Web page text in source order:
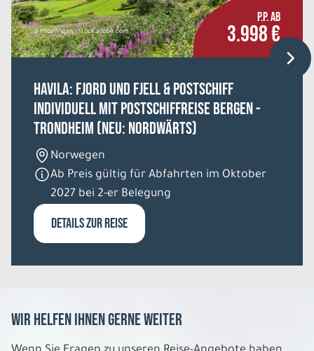
Belegung: 2
P.P. AB 1.338 €
12 Tage
So. 09.08. - Do. 20.08.2026
Große Schottlandrundreise
Hotels der 3 Sterne Kategorie
Doppelzimmer
Belegung: 2
© HildaWeges - stock.adobe.com
P.P. AB
3.998 €
HAVILA: Fjord und Fjell & Postschiff
individuell mit Postschiffreise Bergen -
Trondheim (NEU: nordwärts)
Norwegen
Ab Preis gültig für Abfahrten im Oktober
2027 bei 2-er Belegung
DETAILS ZUR REISE
Wir helfen Ihnen gerne weiter